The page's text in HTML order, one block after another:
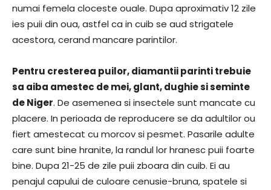
numai femela cloceste ouale. Dupa aproximativ 12 zile
ies puii din oua, astfel ca in cuib se aud strigatele
acestora, cerand mancare parintilor.
Pentru cresterea puilor, diamantii parinti trebuie
sa aiba amestec de mei, glant, dughie si seminte
de Niger. De asemenea si insectele sunt mancate cu
placere. In perioada de reproducere se da adultilor ou
fiert amestecat cu morcov si pesmet. Pasarile adulte
care sunt bine hranite, la randul lor hranesc puii foarte
bine. Dupa 21-25 de zile puii zboara din cuib. Ei au
penajul capului de culoare cenusie-bruna, spatele si